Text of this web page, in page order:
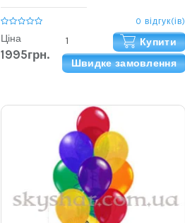
0 відгук(ів)
Ціна
1995грн.
Купити
Швидке замовлення